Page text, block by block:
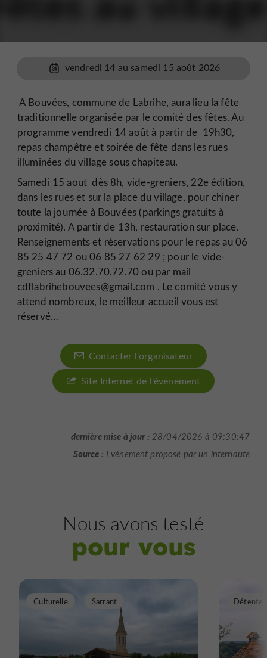
vendredi 14 au samedi 15 août 2026
A Bouvées, commune de Labrihe, aura lieu la fête
traditionnelle organisée par le comité des fêtes. Au
programme vendredi 14 août à partir de 19h30,
repas champêtre et soirée de fête dans les rues
illuminées du village sous chapiteau.
Samedi 15 aout dès 8h, vide-greniers, 22e édition,
dans les rues et sur la place du village, pour chiner
toute la journée à Bouvées (parkings gratuits à
proximité). A partir de 13h, restauration sur place.
Renseignements et réservations pour le repas au 06
85 25 47 72 ou 06 85 27 62 29 ; pour le vide-
greniers au 06.32.70.72.70 ou par mail
cdflabrihebouvees@gmail.com . Le comité vous y
attend nombreux, le meilleur accueil vous est
réservé…
Contacter l'organisateur
Site Internet de l'évènement
dernière mise à jour : 28/04/2026 à 09:30:47
Source : Evènement proposé par un internaute
Nous avons testé
pour vous
Culturelle Sarrant Détente